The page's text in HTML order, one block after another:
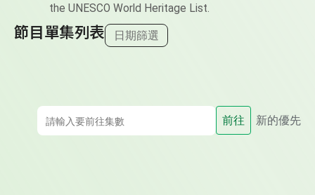
the UNESCO World Heritage List.
節目單集列表 日期篩選
前往 新的優先